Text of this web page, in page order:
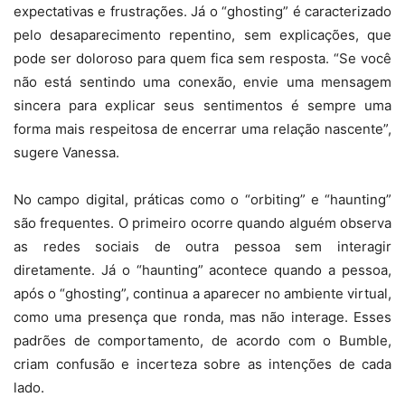
expectativas e frustrações. Já o “ghosting” é caracterizado
pelo desaparecimento repentino, sem explicações, que
pode ser doloroso para quem fica sem resposta. “Se você
não está sentindo uma conexão, envie uma mensagem
sincera para explicar seus sentimentos é sempre uma
forma mais respeitosa de encerrar uma relação nascente”,
sugere Vanessa.
No campo digital, práticas como o “orbiting” e “haunting”
são frequentes. O primeiro ocorre quando alguém observa
as redes sociais de outra pessoa sem interagir
diretamente. Já o “haunting” acontece quando a pessoa,
após o “ghosting”, continua a aparecer no ambiente virtual,
como uma presença que ronda, mas não interage. Esses
padrões de comportamento, de acordo com o Bumble,
criam confusão e incerteza sobre as intenções de cada
lado.